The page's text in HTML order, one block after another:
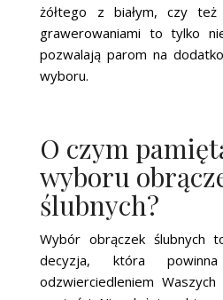
żółtego z białym, czy
grawerowaniami to tylko
pozwalają parom na
wyboru.
O czym
wyboru
ślubnych?
Wybór obrączek ślubnych
decyzja, która
odzwierciedleniem